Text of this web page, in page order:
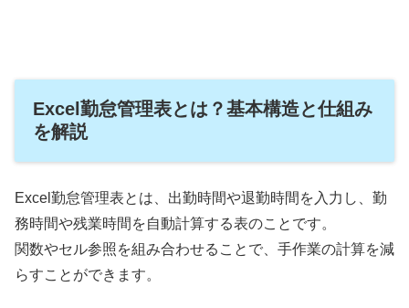
Excel勤怠管理表とは？基本構造と仕組み
を解説
Excel勤怠管理表とは、出勤時間や退勤時間を入力し、勤
務時間や残業時間を自動計算する表のことです。
関数やセル参照を組み合わせることで、手作業の計算を減
らすことができます。